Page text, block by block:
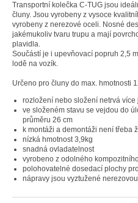
Transportní kolečka C-TUG jsou
čluny. Jsou vyrobeny z vysoce
vyrobeny z nerezové oceli. Nosné
jakémukoliv tvaru trupu a mají
plavidla.
Součástí je i upevňovací popruh 2,5
lodě na vozík.
Určeno pro čluny do max. hmotnosti
rozložení nebo složení netrvá více
ve složeném stavu se vejdou do
průměru 26 cm
k montáži a demontáži není třeba
nízká hmotnost 3,9kg
snadná ovladatelnost
vyrobeno z odolného
polohovatelné dosedací plochy
nápravy jsou vyztužené